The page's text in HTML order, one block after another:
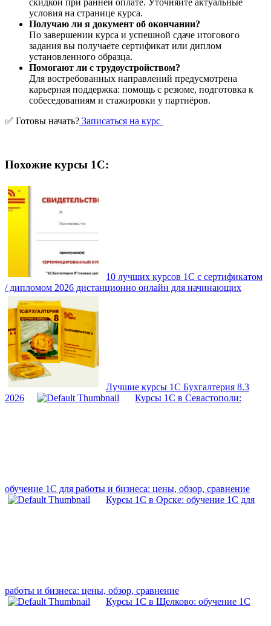
условия на странице курса.
Получаю ли я документ об окончании?
По завершении курса и успешной сдаче итогового
задания вы получаете сертификат или диплом
установленного образца.
Помогают ли с трудоустройством?
Для востребованных направлений предусмотрена
карьерная поддержка: помощь с резюме, подготовка к
собеседованиям и стажировки у партнёров.
✅ Готовы начать? Записаться на курс
Похожие курсы 1С:
10 лучших курсов 1С с сертификатом
/ дипломом 2026 дистанционно онлайн для начинающих
Лучшие курсы 1С Бухгалтерия 8.3
2026
Курсы 1С в Севастополи:
обучение 1С для работы и бизнеса: цены, обзор, сравнение
Курсы 1С в Орске: обучение 1С для
работы и бизнеса: цены, обзор, сравнение
Курсы 1С в Щелково: обучение 1С